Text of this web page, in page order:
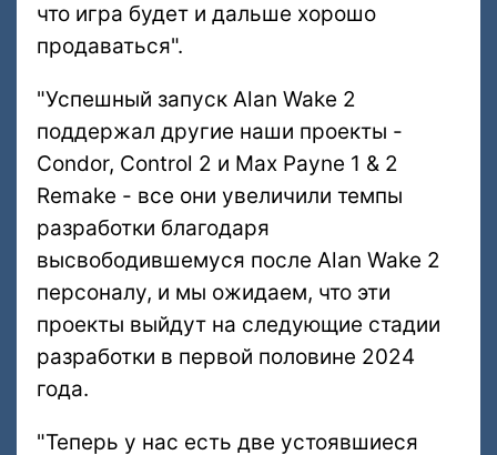
что игра будет и дальше хорошо
продаваться".
"Успешный запуск Alan Wake 2
поддержал другие наши проекты -
Condor, Control 2 и Max Payne 1 & 2
Remake - все они увеличили темпы
разработки благодаря
высвободившемуся после Alan Wake 2
персоналу, и мы ожидаем, что эти
проекты выйдут на следующие стадии
разработки в первой половине 2024
года.
"Теперь у нас есть две устоявшиеся